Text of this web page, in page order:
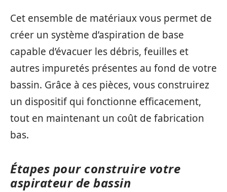
Cet ensemble de matériaux vous permet de
créer un système d’aspiration de base
capable d’évacuer les débris, feuilles et
autres impuretés présentes au fond de votre
bassin. Grâce à ces pièces, vous construirez
un dispositif qui fonctionne efficacement,
tout en maintenant un coût de fabrication
bas.
Étapes pour construire votre
aspirateur de bassin